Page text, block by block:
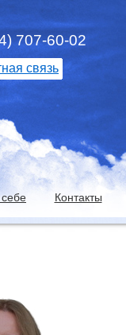
707-60-02
связь
Контакты